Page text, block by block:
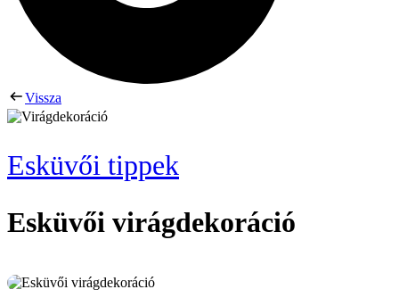
Vissza
Esküvői tippek
Esküvői virágdekoráció